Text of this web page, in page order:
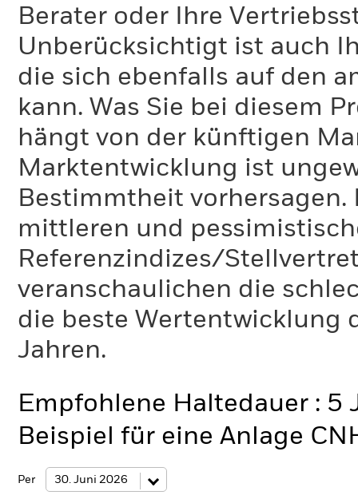
Berater oder Ihre
Unberücksichtigt ist auch
die sich ebenfalls auf den
kann. Was Sie bei diesem
hängt von der künftigen
Marktentwicklung ist
Bestimmtheit
mittleren und
Referenzindizes/
veranschaulichen die
die beste Wertentwicklung
Jahren.
Empfohlene Haltedauer : 5
Beispiel für eine Anlage
Per